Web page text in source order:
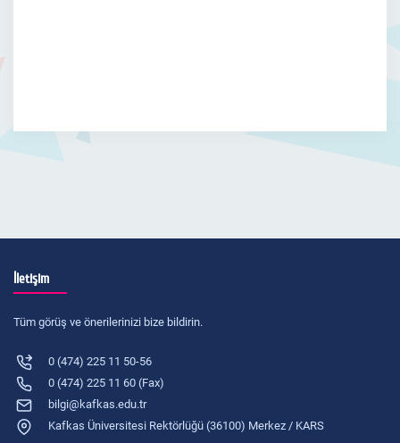
İletişim
Tüm görüş ve önerilerinizi bize bildirin.
0 (474) 225 11 50-56
0 (474) 225 11 60 (Fax)
bilgi@kafkas.edu.tr
Kafkas Üniversitesi Rektörlüğü (36100) Merkez / KARS